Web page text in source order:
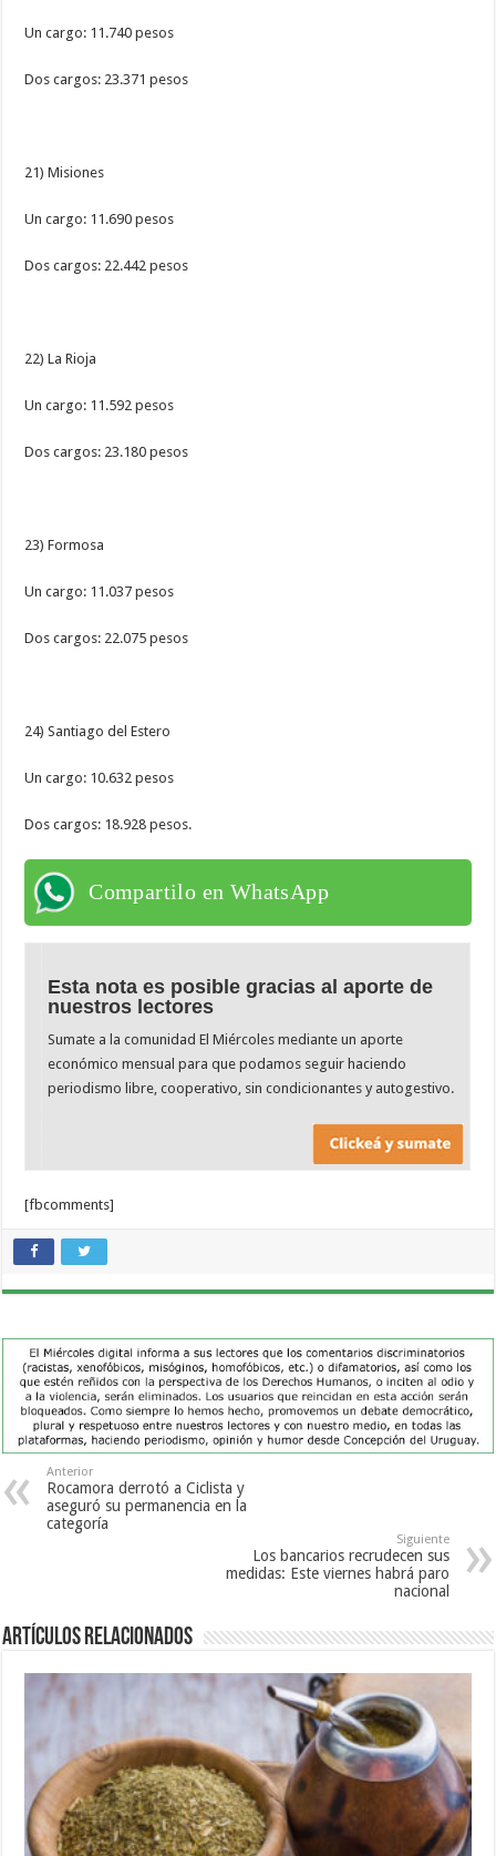
Un cargo: 11.740 pesos
Dos cargos: 23.371 pesos
21) Misiones
Un cargo: 11.690 pesos
Dos cargos: 22.442 pesos
22) La Rioja
Un cargo: 11.592 pesos
Dos cargos: 23.180 pesos
23) Formosa
Un cargo: 11.037 pesos
Dos cargos: 22.075 pesos
24) Santiago del Estero
Un cargo: 10.632 pesos
Dos cargos: 18.928 pesos.
Compartilo en WhatsApp
Esta nota es posible gracias al aporte de
nuestros lectores
Sumate a la comunidad El Miércoles mediante un aporte
económico mensual para que podamos seguir haciendo
periodismo libre, cooperativo, sin condicionantes y autogestivo.
[fbcomments]
Anterior
Rocamora derrotó a Ciclista y
aseguró su permanencia en la
categoría
Siguiente
Los bancarios recrudecen sus
medidas: Este viernes habrá paro
nacional
Artículos Relacionados